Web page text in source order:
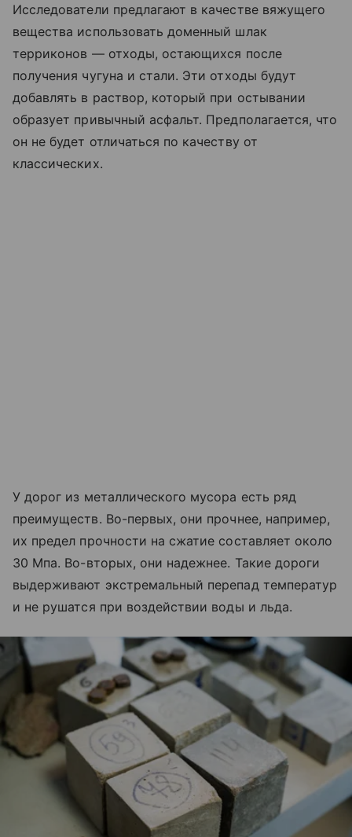
Исследователи предлагают в качестве вяжущего
вещества использовать доменный шлак
терриконов — отходы, остающихся после
получения чугуна и стали. Эти отходы будут
добавлять в раствор, который при остывании
образует привычный асфальт. Предполагается, что
он не будет отличаться по качеству от
классических.
У дорог из металлического мусора есть ряд
преимуществ. Во-первых, они прочнее, например,
их предел прочности на сжатие составляет около
30 Мпа. Во-вторых, они надежнее. Такие дороги
выдерживают экстремальный перепад температур
и не рушатся при воздействии воды и льда.